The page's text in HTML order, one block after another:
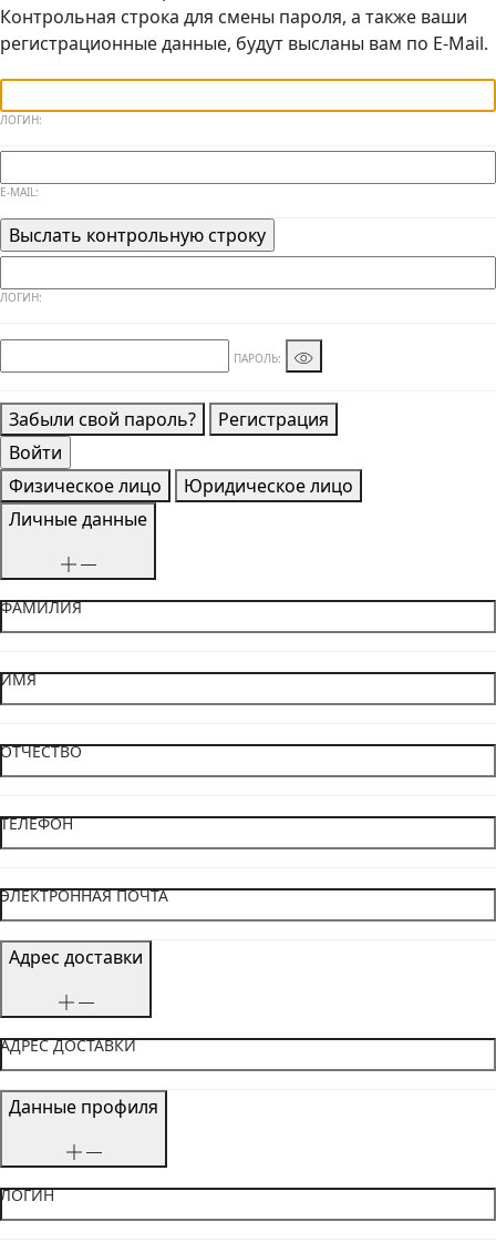
Контрольная строка для смены пароля, а также ваши
регистрационные данные, будут высланы вам по E-Mail.
ЛОГИН:
E-MAIL:
ЛОГИН:
ПАРОЛЬ:
Забыли свой пароль? Регистрация
Физическое лицо
Юридическое лицо
Личные данные
ФАМИЛИЯ
ИМЯ
ОТЧЕСТВО
ТЕЛЕФОН
ЭЛЕКТРОННАЯ ПОЧТА
Адрес доставки
АДРЕС ДОСТАВКИ
Данные профиля
ЛОГИН